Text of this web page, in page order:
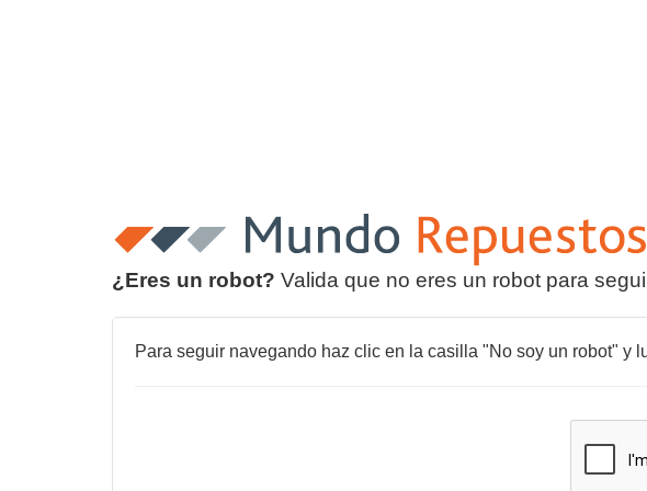
¿Eres un robot? Valida que no eres un robot para
Para seguir navegando haz clic en la casilla "No soy un robot" y